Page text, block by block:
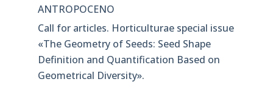
ANTROPOCENO
Call for articles. Horticulturae special issue
«The Geometry of Seeds: Seed Shape
Definition and Quantification Based on
Geometrical Diversity»​.